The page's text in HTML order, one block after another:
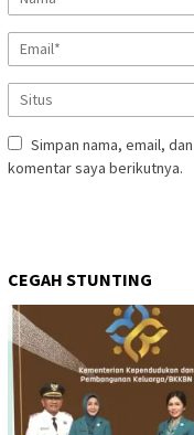
Simpan nama, email,
komentar saya berikutnya.
CEGAH STUNTING